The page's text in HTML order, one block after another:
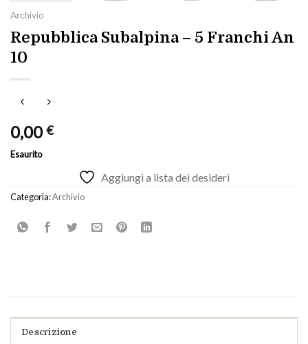
Archivio
Repubblica Subalpina – 5 Franchi An
10
0,00€
Esaurito
Aggiungi a lista dei desideri
Categoria:Archivio
Descrizione